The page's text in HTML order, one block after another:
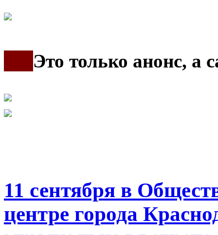
Это только анонс, а
11 сентября в
центре города